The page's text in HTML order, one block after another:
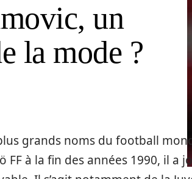
un
la mode ?
grands noms du football
à la fin des années 1990, il a